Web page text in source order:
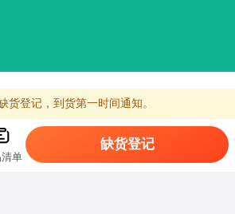
货登记，到货第一时间通知。
单
缺货登记